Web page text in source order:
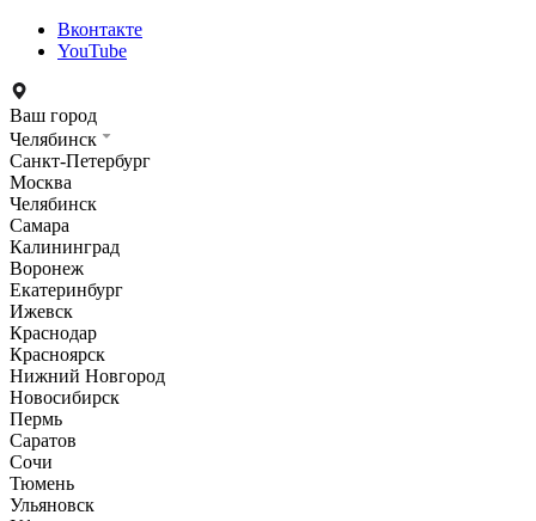
Вконтакте
YouTube
Ваш город
Челябинск
Санкт-Петербург
Москва
Челябинск
Самара
Калининград
Воронеж
Екатеринбург
Ижевск
Краснодар
Красноярск
Нижний Новгород
Новосибирск
Пермь
Саратов
Сочи
Тюмень
Ульяновск